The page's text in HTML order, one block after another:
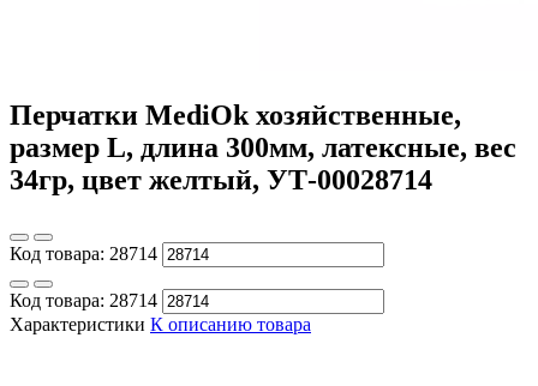
Перчатки MediOk хозяйственные,
размер L, длина 300мм, латексные, вес
34гр, цвет желтый, УТ-00028714
Код товара: 28714
Код товара: 28714
Характеристики К описанию товара